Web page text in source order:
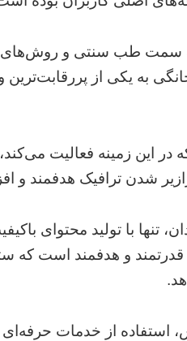
به سمت طب سنتی و
به یکی از
این زمینه فعالیت
شدن ترافیک هدفمند و
تنها با تولید محتوای
و هدفمند است که
استفاده از خدمات حرفه‌ای